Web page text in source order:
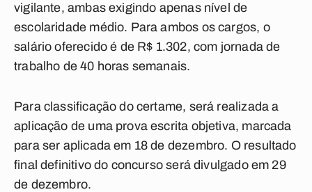
vigilante, ambas exigindo apenas nível de
escolaridade médio. Para ambos os cargos, o
salário oferecido é de R$ 1.302, com jornada de
trabalho de 40 horas semanais.
Para classificação do certame, será realizada a
aplicação de uma prova escrita objetiva, marcada
para ser aplicada em 18 de dezembro. O resultado
final definitivo do concurso será divulgado em 29
de dezembro.